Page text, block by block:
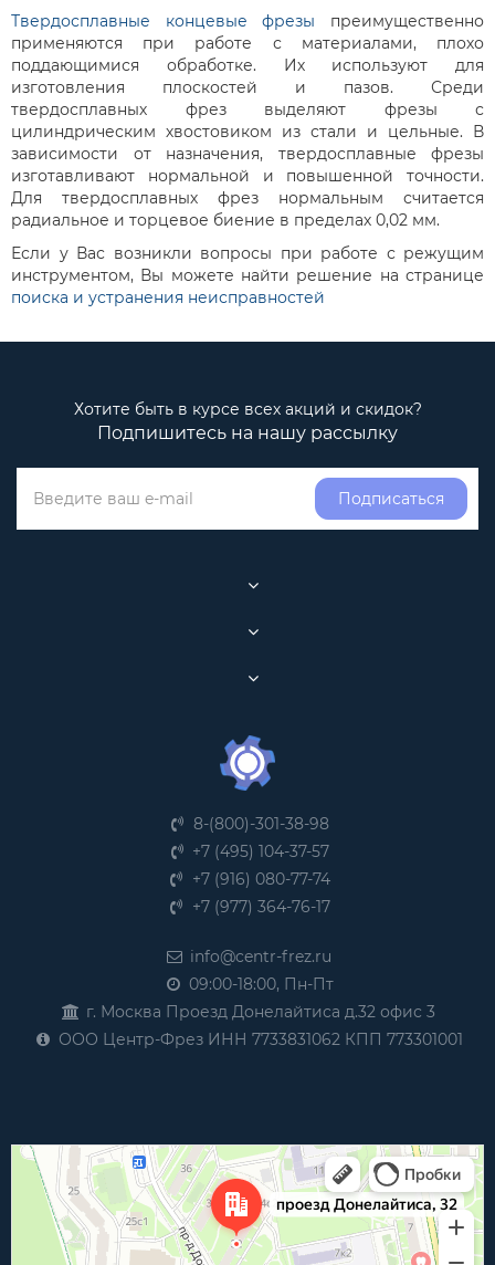
Твердосплавные концевые фрезы преимущественно
применяются при работе с материалами, плохо
поддающимися обработке. Их используют для
изготовления плоскостей и пазов. Среди
твердосплавных фрез выделяют фрезы с
цилиндрическим хвостовиком из стали и цельные. В
зависимости от назначения, твердосплавные фрезы
изготавливают нормальной и повышенной точности.
Для твердосплавных фрез нормальным считается
радиальное и торцевое биение в пределах 0,02 мм.
Если у Вас возникли вопросы при работе с режущим
инструментом, Вы можете найти решение на странице
поиска и устранения неисправностей
Хотите быть в курсе всех акций и скидок?
Подпишитесь на нашу рассылку
Подписаться
8-(800)-301-38-98
+7 (495) 104-37-57
+7 (916) 080-77-74
+7 (977) 364-76-17
info@centr-frez.ru
09:00-18:00, Пн-Пт
г. Москва Проезд Донелайтиса д.32 офис 3
ООО Центр-Фрез ИНН 7733831062 КПП 773301001